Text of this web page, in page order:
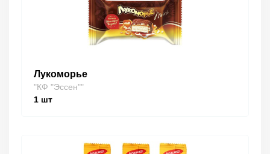
Лукоморье
"КФ "Эссен""
1 шт